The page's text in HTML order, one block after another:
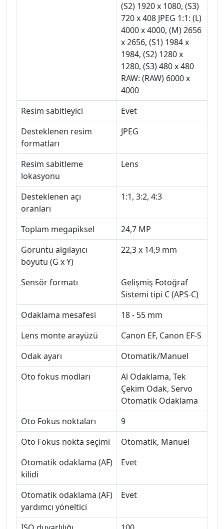
(S2) 1920 x 1080, (S3)
720 x 408 JPEG 1:1: (L)
4000 x 4000, (M) 2656
x 2656, (S1) 1984 x
1984, (S2) 1280 x
1280, (S3) 480 x 480
RAW: (RAW) 6000 x
4000
Resim sabitleyici
Evet
Desteklenen resim
formatları
JPEG
Resim sabitleme
lokasyonu
Lens
Desteklenen açı
oranları
1:1, 3:2, 4:3
Toplam megapiksel
24,7 MP
Görüntü algılayıcı
boyutu (G x Y)
22,3 x 14,9 mm
Sensör formatı
Gelişmiş Fotoğraf
Sistemi tipi C (APS-C)
Odaklama mesafesi
18 - 55 mm
Lens monte arayüzü
Canon EF, Canon EF-S
Odak ayarı
Otomatik/Manuel
Oto fokus modları
Al Odaklama, Tek
Çekim Odak, Servo
Otomatik Odaklama
Oto Fokus noktaları
9
Oto Fokus nokta seçimi
Otomatik, Manuel
Otomatik odaklama (AF)
kilidi
Evet
Otomatik odaklama (AF)
yardımcı yöneltici
Evet